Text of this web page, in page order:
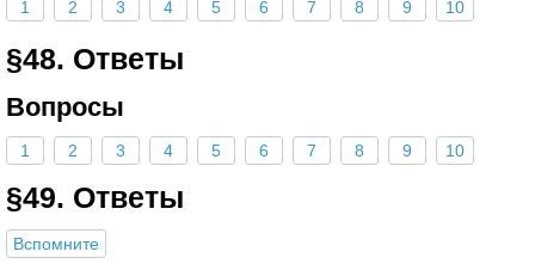
1 2 3 4 5 6 7 8 9 10
§48. Ответы
Вопросы
1 2 3 4 5 6 7 8 9 10
§49. Ответы
Вспомните